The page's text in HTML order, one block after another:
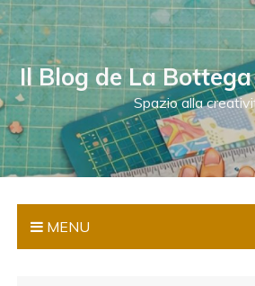
S
a
a
a
l
c
Il Blog de La
Spazio alla
MENU